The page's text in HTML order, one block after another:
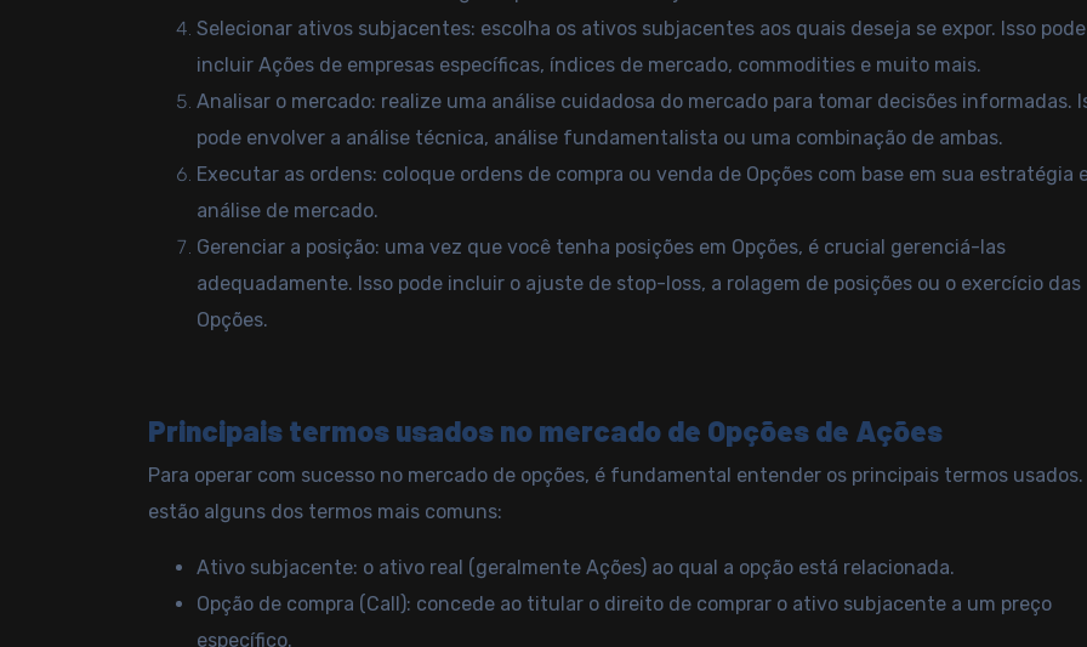
Selecionar ativos subjacentes: escolha os ativos subjacentes aos quais deseja se expor. Isso pode
incluir Ações de empresas específicas, índices de mercado, commodities e muito mais.
Analisar o mercado: realize uma análise cuidadosa do mercado para tomar decisões informadas.
pode envolver a análise técnica, análise fundamentalista ou uma combinação de ambas.
Executar as ordens: coloque ordens de compra ou venda de Opções com base em sua estratégia
análise de mercado.
Gerenciar a posição: uma vez que você tenha posições em Opções, é crucial gerenciá-las
adequadamente. Isso pode incluir o ajuste de stop-loss, a rolagem de posições ou o exercício das
Opções.
Principais termos usados no mercado de Opções de Ações
Para operar com sucesso no mercado de opções, é fundamental entender os principais termos
estão alguns dos termos mais comuns:
Ativo subjacente: o ativo real (geralmente Ações) ao qual a opção está relacionada.
Opção de compra (Call): concede ao titular o direito de comprar o ativo subjacente a um preço
específico.